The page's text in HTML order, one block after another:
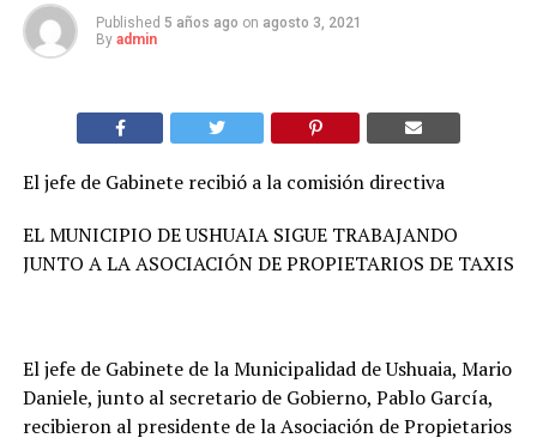
Published 5 años ago on agosto 3, 2021
By admin
El jefe de Gabinete recibió a la comisión directiva
EL MUNICIPIO DE USHUAIA SIGUE TRABAJANDO
JUNTO A LA ASOCIACIÓN DE PROPIETARIOS DE TAXIS
El jefe de Gabinete de la Municipalidad de Ushuaia, Mario
Daniele, junto al secretario de Gobierno, Pablo García,
recibieron al presidente de la Asociación de Propietarios